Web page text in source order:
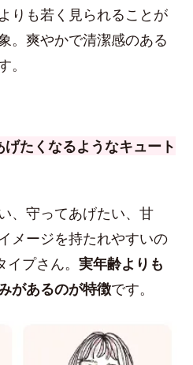
りも若く見られることが
。爽やかで清潔感のある
たくなるようなキュート
、守ってあげたい、甘
メージを持たれやすいの
プさん。 実年齢よりも
があるのが特徴です。